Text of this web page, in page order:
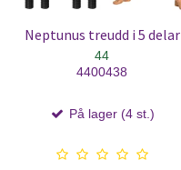
Neptunus treudd i 5 delar
44
4400438
På lager (4 st.)